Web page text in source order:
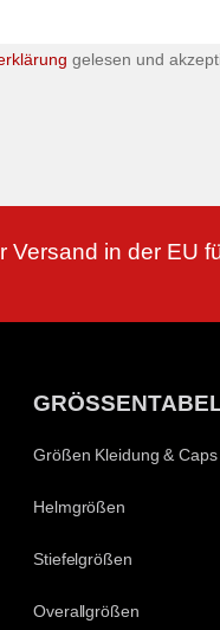
gelesen und
Versand in der EU
Größen Kleidung & Caps
Helmgrößen
Stiefelgrößen
Overallgrößen